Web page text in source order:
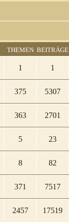
THEMEN BEITRÄGE
1 1
375 5307
363 2701
5 23
8 82
371 7517
2457 17519